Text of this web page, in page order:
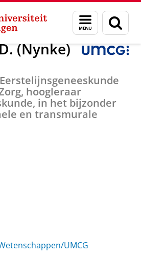
Menu
en
zoeken
prof. dr. N.D. (Nynke) Scherpbier
(Nynke)
hoogleraar
in het bijzonder
en transmurale
UMCG